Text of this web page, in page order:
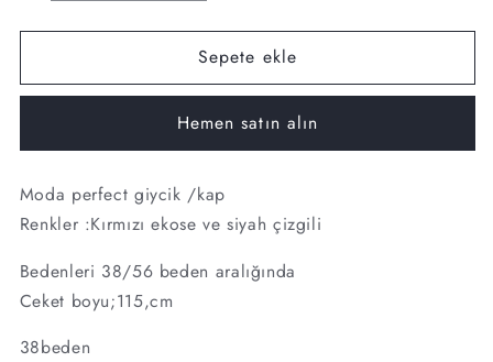
çık
kap
için
çık
kap
kod:25803
için
artırın
Sepete ekle
Hemen satın alın
Moda perfect giycik /kap
Renkler :Kırmızı ekose ve siyah çizgili
Bedenleri 38/56 beden aralığında
Ceket boyu;115,cm
38beden